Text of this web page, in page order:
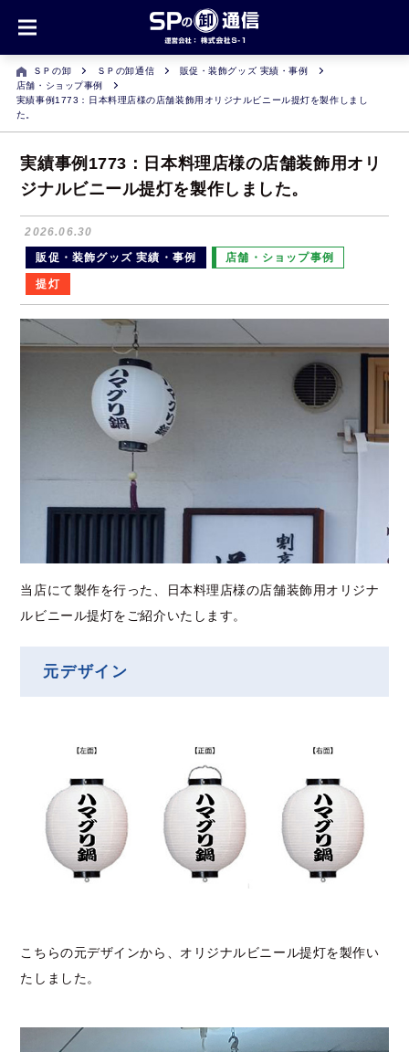
ＳＰの卸 ＳＰの卸通信
販促・装飾グッズ 実績・事例
店舗・ショップ事例
実績事例1773：日本料理店様の店舗装飾用オリジナルビニール提灯を製作しまし
た。
実績事例1773：日本料理店様の店舗装飾用オリ
ジナルビニール提灯を製作しました。
2026.06.30
販促・装飾グッズ 実績・事例
店舗・ショップ事例
提灯
当店にて製作を行った、日本料理店様の店舗装飾用オリジナ
ルビニール提灯をご紹介いたします。
元デザイン
こちらの元デザインから、オリジナルビニール提灯を製作い
たしました。